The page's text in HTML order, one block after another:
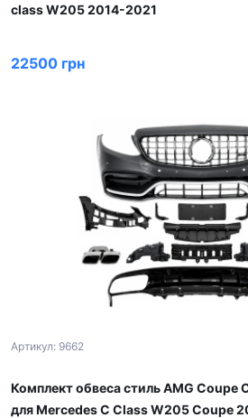
class W205 2014-2021
22500 грн
Артикул: 9662
Комплект обвеса стиль AMG Coupe
для Mercedes C Class W205 Coupe